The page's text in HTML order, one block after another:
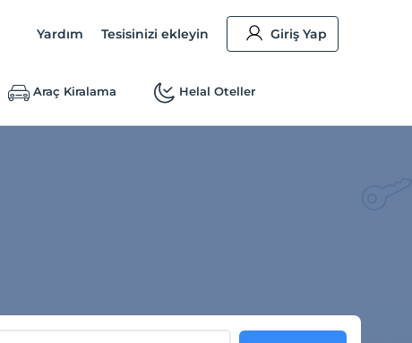
Yardım Tesisinizi ekleyin Giriş Yap
Araç Kiralama Helal Oteller